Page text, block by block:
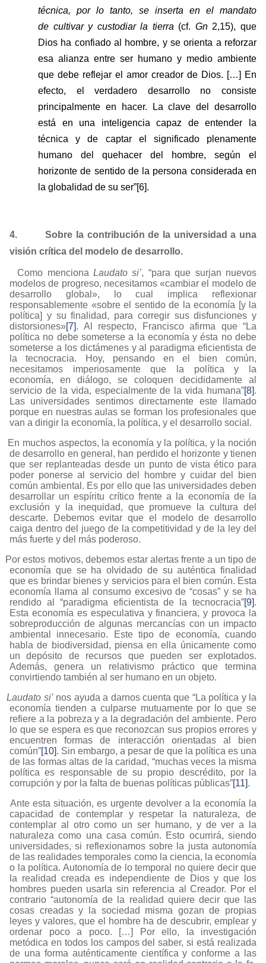
técnica, por lo tanto, se inserta en el mandato
de cultivar y custodiar la tierra (cf. Gn2,15), que
Dios ha confiado al hombre, y se orienta a reforzar
esa alianza entre ser humano y medio ambiente
que debe reflejar el amor creador de Dios. […] En
efecto, el verdadero desarrollo no consiste
principalmente en hacer. La clave del desarrollo
está en una inteligencia capaz de entender la
técnica y de captar el significado plenamente
humano del quehacer del hombre, según el
horizonte de sentido de la persona considerada en
la globalidad de su ser”[6].
4.
Sobre la contribución de la universidad a una
visión crítica del modelo de desarrollo.
Como mencionaLaudato si’, “para que surjan nuevos
modelos de progreso, necesitamos «cambiar el modelo de
desarrollo global», lo cual implica reflexionar
responsablemente «sobre el sentido de la economía [y la
política] y su finalidad, para corregir sus disfunciones y
distorsiones»[7]. Al respecto, Francisco afirma que “La
política no debe someterse a la economía y ésta no debe
someterse a los dictámenes y al paradigma eficientista de
la tecnocracia. Hoy, pensando en el bien común,
necesitamos imperiosamente que la política y la
economía, en diálogo, se coloquen decididamente al
servicio de la vida, especialmente de la vida humana”[8].
Las universidades sentimos directamente este llamado
porque en nuestras aulas se forman los profesionales que
van a dirigir la economía, la política, y el desarrollo social.
En muchos aspectos, la economía y la política, y la noción
de desarrollo en general, han perdido el horizonte y tienen
que ser replanteadas desde un punto de vista ético para
poder ponerse al servicio del hombre y cuidar del bien
común ambiental. Es por ello que las universidades deben
desarrollar un espíritu crítico frente a la economía de la
exclusión y la inequidad, que promueve la cultura del
descarte. Debemos evitar que el modelo de desarrollo
caiga dentro del juego de la competitividad y de la ley del
más fuerte y del más poderoso.
Por estos motivos, debemos estar alertas frente a un tipo de
economía que se ha olvidado de su auténtica finalidad
que es brindar bienes y servicios para el bien común. Esta
economía llama al consumo excesivo de “cosas” y se ha
rendido al “paradigma eficientista de la tecnocracia”[9].
Esta economía es especulativa y financiera, y provoca la
sobreproducción de algunas mercancías con un impacto
ambiental innecesario. Este tipo de economía, cuando
habla de biodiversidad, piensa en ella únicamente como
un depósito de recursos que pueden ser explotados.
Además, genera un relativismo práctico que termina
convirtiendo también al ser humano en un objeto.
Laudato si’nos ayuda a darnos cuenta que “La política y la
economía tienden a culparse mutuamente por lo que se
refiere a la pobreza y a la degradación del ambiente. Pero
lo que se espera es que reconozcan sus propios errores y
encuentren formas de interacción orientadas al bien
común”[10]. Sin embargo, a pesar de que la política es una
de las formas altas de la caridad, “muchas veces la misma
política es responsable de su propio descrédito, por la
corrupción y por la falta de buenas políticas públicas”[11].
Ante esta situación, es urgente devolver a la economía la
capacidad de contemplar y respetar la naturaleza, de
contemplar al otro como un ser humano, y de ver a la
naturaleza como una casa común. Esto ocurrirá, siendo
universidades, si reflexionamos sobre la justa autonomía
de las realidades temporales como la ciencia, la economía
o la política. Autonomía de lo temporal no quiere decir que
la realidad creada es independiente de Dios y que los
hombres pueden usarla sin referencia al Creador. Por el
contrario “autonomía de la realidad quiere decir que las
cosas creadas y la sociedad misma gozan de propias
leyes y valores, que el hombre ha de descubrir, emplear y
ordenar poco a poco. […] Por ello, la investigación
metódica en todos los campos del saber, si está realizada
de una forma auténticamente científica y conforme a las